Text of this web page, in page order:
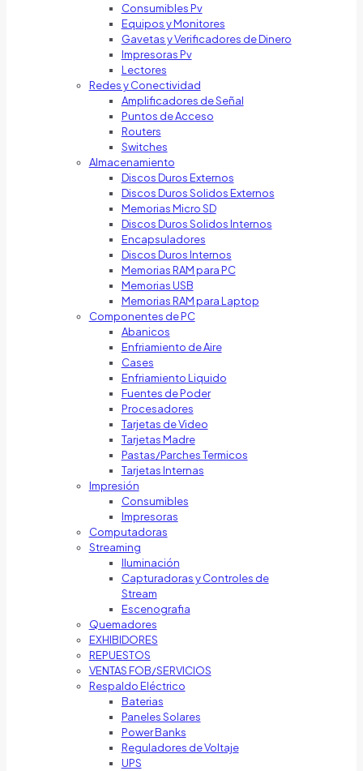
Consumibles Pv
Equipos y Monitores
Gavetas y Verificadores de Dinero
Impresoras Pv
Lectores
Redes y Conectividad
Amplificadores de Señal
Puntos de Acceso
Routers
Switches
Almacenamiento
Discos Duros Externos
Discos Duros Solidos Externos
Memorias Micro SD
Discos Duros Solidos Internos
Encapsuladores
Discos Duros Internos
Memorias RAM para PC
Memorias USB
Memorias RAM para Laptop
Componentes de PC
Abanicos
Enfriamiento de Aire
Cases
Enfriamiento Liquido
Fuentes de Poder
Procesadores
Tarjetas de Video
Tarjetas Madre
Pastas/Parches Termicos
Tarjetas Internas
Impresión
Consumibles
Impresoras
Computadoras
Streaming
Iluminación
Capturadoras y Controles de
Stream
Escenografia
Quemadores
EXHIBIDORES
REPUESTOS
VENTAS FOB/SERVICIOS
Respaldo Eléctrico
Baterias
Paneles Solares
Power Banks
Reguladores de Voltaje
UPS